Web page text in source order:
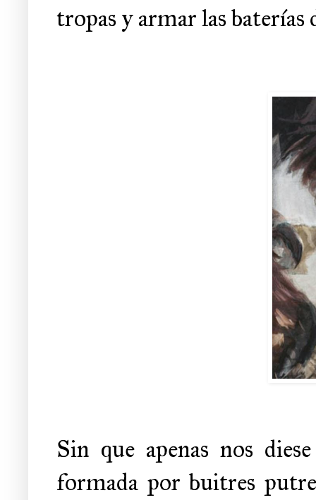
tropas y armar las baterías
Sin que apenas nos
formada por buitres